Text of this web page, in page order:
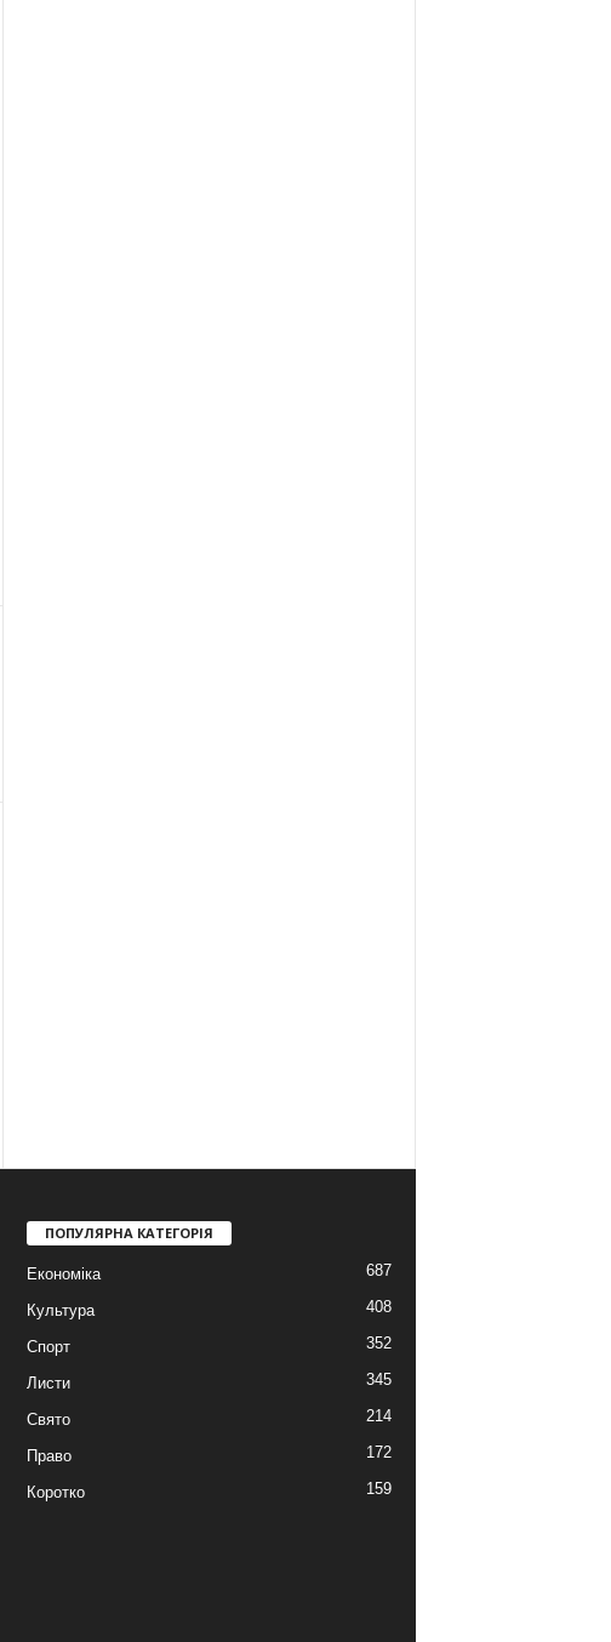
ПОПУЛЯРНА КАТЕГОРІЯ
Економіка 687
Культура 408
Спорт 352
Листи 345
Свято 214
Право 172
Коротко 159